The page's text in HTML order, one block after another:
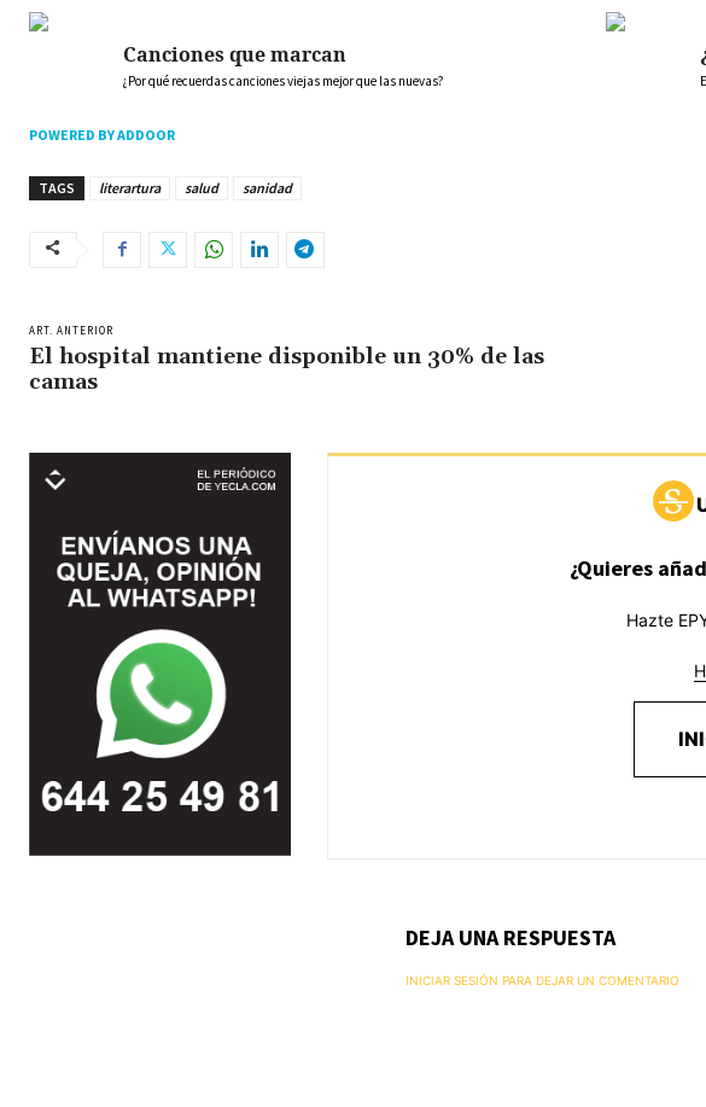
Canciones que marcan
¿Por qué recuerdas canciones viejas mejor que las nuevas?
POWERED BY ADDOOR
TAGS literartura salud sanidad
ART. ANTERIOR
El hospital mantiene disponible un 30% de las
camas
¿Quieres
Hazte
DEJA UNA RESPUESTA
INICIAR SESIÓN PARA DEJAR UN COMENTARIO